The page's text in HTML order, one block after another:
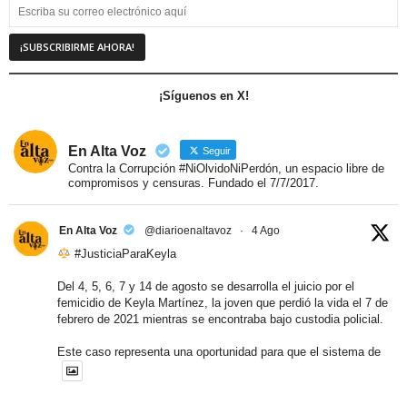
¡Síguenos en X!
En Alta Voz Seguir
Contra la Corrupción #NiOlvidoNiPerdón, un espacio libre de
compromisos y censuras. Fundado el 7/7/2017.
En Alta Voz @diarioenaltavoz · 4 Ago
#JusticiaParaKeyla
Del 4, 5, 6, 7 y 14 de agosto se desarrolla el juicio por el
femicidio de Keyla Martínez, la joven que perdió la vida el 7 de
febrero de 2021 mientras se encontraba bajo custodia policial.
Este caso representa una oportunidad para que el sistema de